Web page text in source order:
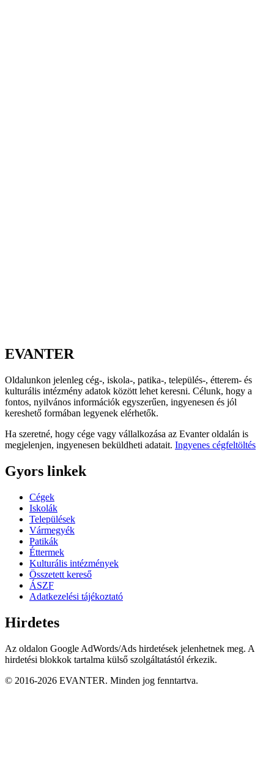
EVANTER
Oldalunkon jelenleg cég-, iskola-, patika-, település-, étterem- és
kulturális intézmény adatok között lehet keresni. Célunk, hogy a
fontos, nyilvános információk egyszerűen, ingyenesen és jól
kereshető formában legyenek elérhetők.
Ha szeretné, hogy cége vagy vállalkozása az Evanter oldalán is
megjelenjen, ingyenesen beküldheti adatait. Ingyenes cégfeltöltés
Gyors linkek
Cégek
Iskolák
Települések
Vármegyék
Patikák
Éttermek
Kulturális intézmények
Összetett kereső
ÁSZF
Adatkezelési tájékoztató
Hirdetes
Az oldalon Google AdWords/Ads hirdetések jelenhetnek meg. A
hirdetési blokkok tartalma külső szolgáltatástól érkezik.
© 2016-2026 EVANTER. Minden jog fenntartva.